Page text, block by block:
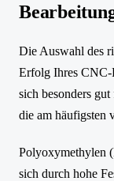
Die Auswahl des
Erfolg Ihres CNC-
sich besonders
die am häufigsten
Polyoxymethylen
sich durch hohe